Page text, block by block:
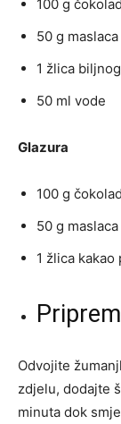
100 g
50 g maslaca
1 žlica
50 ml vode
Glazura
100 g
50 g maslaca
1 žlica kakao
Odvojite
zdjelu, dodajte
minuta dok